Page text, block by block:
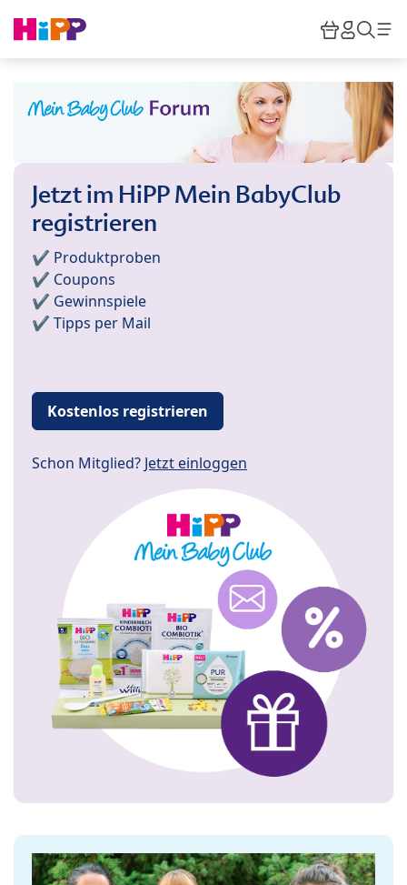
HiPP
Jetzt im HiPP Mein BabyClub
registrieren
✔️ Produktproben
✔️ Coupons
✔️ Gewinnspiele
✔️ Tipps per Mail
Kostenlos registrieren
Schon Mitglied? Jetzt einloggen